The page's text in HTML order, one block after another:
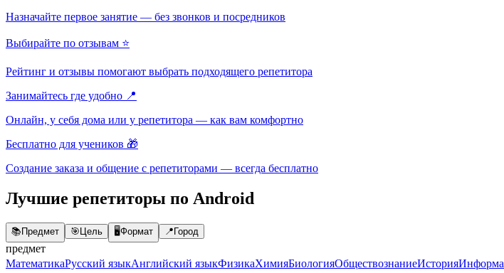
Назначайте первое занятие — без звонков и посредников
Выбирайте по отзывам ⭐
Рейтинг и отзывы помогают выбрать подходящего репетитора
Занимайтесь где удобно 📍
Онлайн, у себя дома или у репетитора — как вам комфортно
Бесплатно для учеников 🎁
Создание заказа и общение с репетиторами — всегда бесплатно
Лучшие репетиторы по Android
📚Предмет 🎯Цель 🖥️Формат 📍Город
предмет
МатематикаРусский языкАнглийский языкФизикаХимияБиологияОбществознаниеИстория